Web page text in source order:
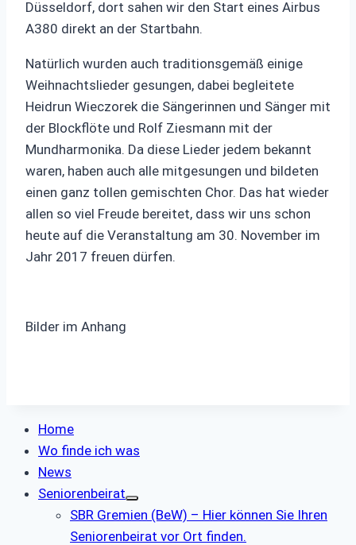
Düsseldorf, dort sahen wir den Start eines Airbus
A380 direkt an der Startbahn.
Natürlich wurden auch traditionsgemäß einige
Weihnachtslieder gesungen, dabei begleitete
Heidrun Wieczorek die Sängerinnen und Sänger mit
der Blockflöte und Rolf Ziesmann mit der
Mundharmonika. Da diese Lieder jedem bekannt
waren, haben auch alle mitgesungen und bildeten
einen ganz tollen gemischten Chor. Das hat wieder
allen so viel Freude bereitet, dass wir uns schon
heute auf die Veranstaltung am 30. November im
Jahr 2017 freuen dürfen.
Bilder im Anhang
Home
Wo finde ich was
News
Seniorenbeirat
SBR Gremien (BeW) – Hier können Sie Ihren
Seniorenbeirat vor Ort finden.